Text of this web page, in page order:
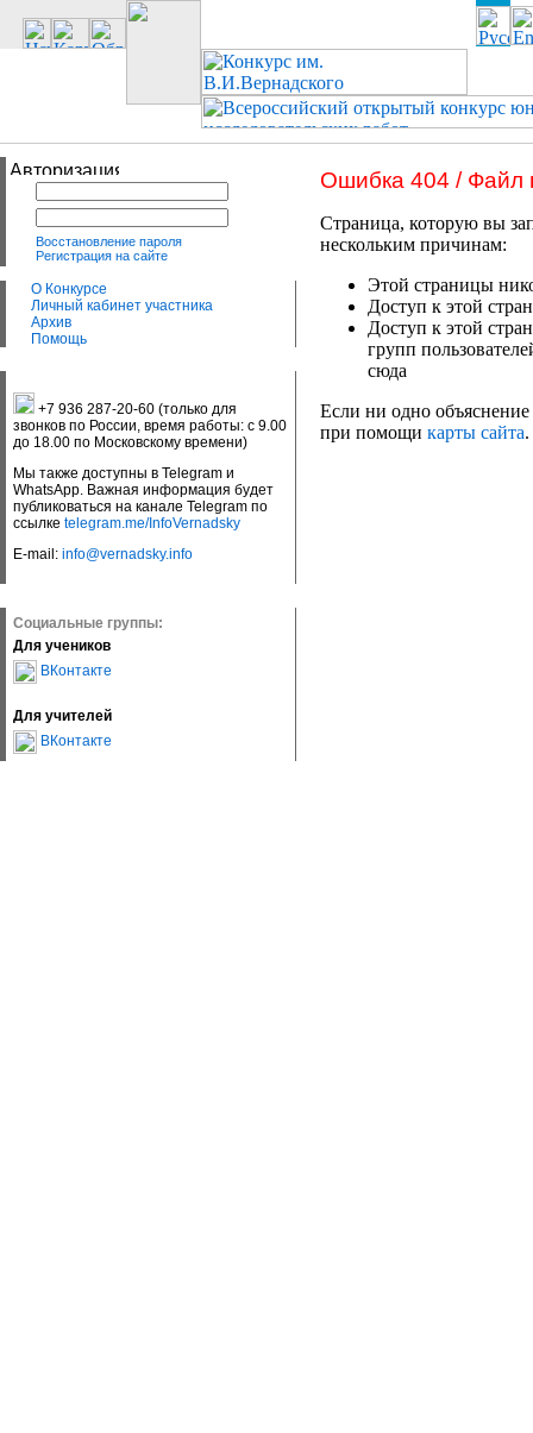
Восстановление пароля
Регистрация на сайте
О Конкурсе
Личный кабинет участника
Архив
Помощь
+7 936 287-20-60 (только для
звонков по России, время работы: с 9.00
до 18.00 по Московскому времени)
Мы также доступны в Telegram и
WhatsApp. Важная информация будет
публиковаться на канале Telegram по
ссылке telegram.me/InfoVernadsky
E-mail: info@vernadsky.info
Социальные группы:
Для учеников
ВКонтакте
Для учителей
ВКонтакте
Ошибка 404 / Файл
Страница, которую вы
нескольким причинам:
Этой страницы
Доступ к этой
Доступ к этой
групп
сюда
Если ни одно объяснение
при помощи карты сайта.